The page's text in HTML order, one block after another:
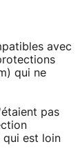
avec
qui ne
pas
qui est loin